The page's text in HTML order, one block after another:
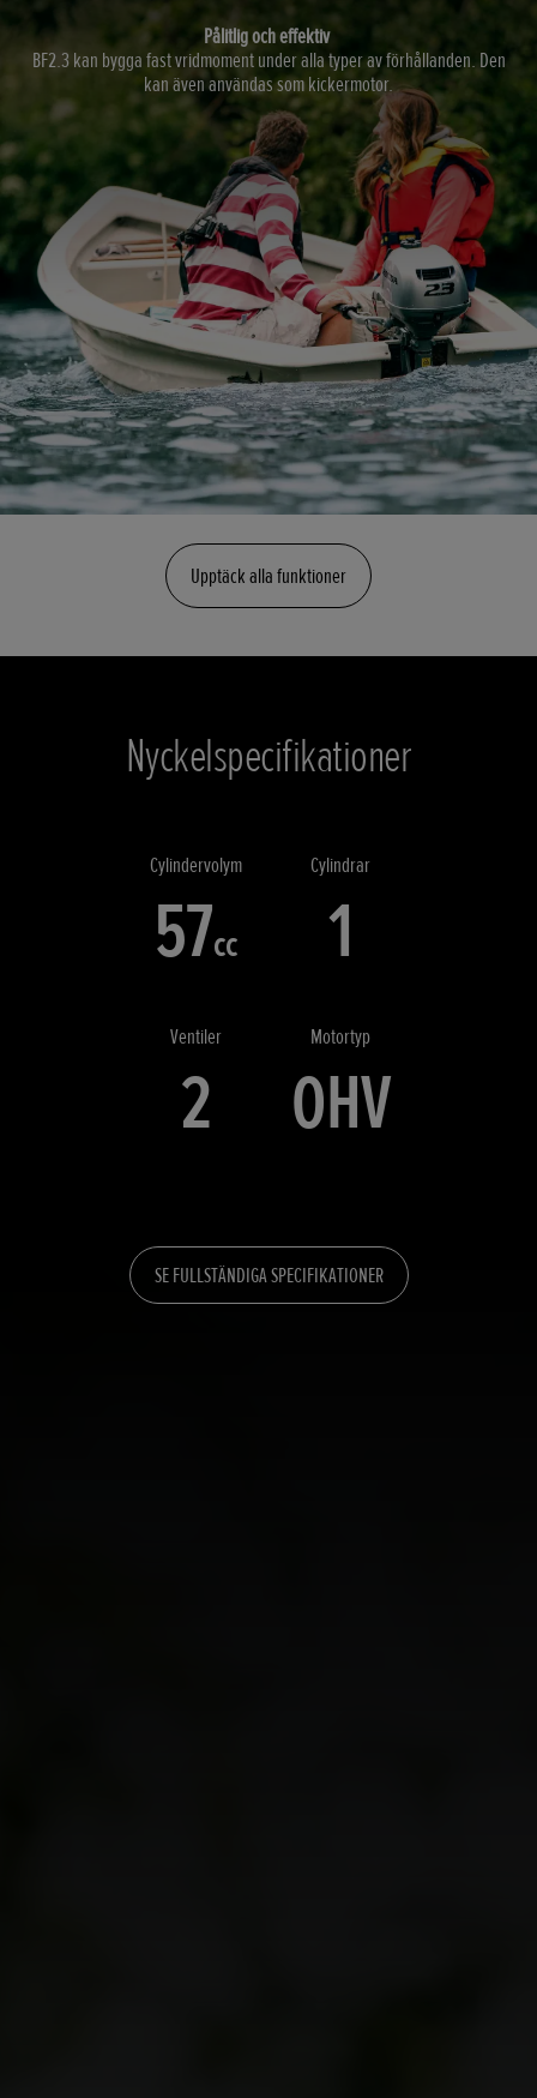
Pålitlig och effektiv
BF2.3 kan bygga fast vridmoment under alla typer av förhållanden. Den
kan även användas som kickermotor.
Upptäck alla funktioner
Nyckelspecifikationer
Cylindervolym
57cc
Cylindrar
1
Ventiler
2
Motortyp
OHV
SE FULLSTÄNDIGA SPECIFIKATIONER